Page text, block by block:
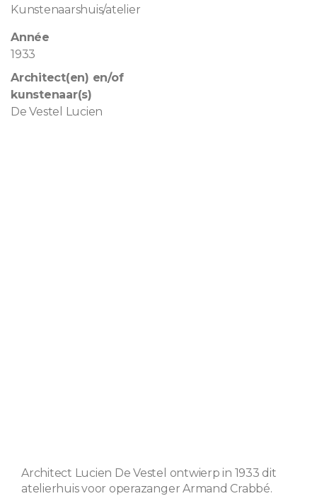
Kunstenaarshuis/atelier
Année
1933
Architect(en) en/of
kunstenaar(s)
De Vestel Lucien
Architect Lucien De Vestel ontwierp in 1933 dit
atelierhuis voor operazanger Armand Crabbé.